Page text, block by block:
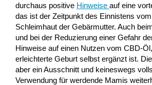
durchaus positive Hinweise auf eine
das ist der Zeitpunkt des Einnistens
Schleimhaut der Gebärmutter. Auch
und bei der Reduzierung einer Gefahr
Hinweise auf einen Nutzen vom CBD-
erleichterte Geburt selbst ergänzt ist.
aber ein Ausschnitt und keineswegs
Verwendung für werdende Mamis